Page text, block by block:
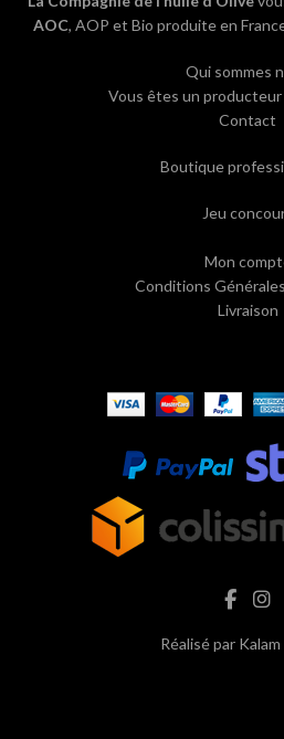
AOC, AOP et Bio produite en
Qui sommes
Vous êtes un producteur
Contact
Boutique
Jeu
Mon
Conditions
Livraison
Réalisé par